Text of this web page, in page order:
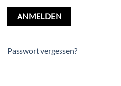
Passwort vergessen?